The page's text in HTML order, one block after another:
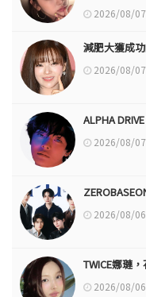
2026/08/07
減肥大獲成
2026/08/07
ALPHA
2026/08/07
2026/08/06
TWICE娜璉
2026/08/06